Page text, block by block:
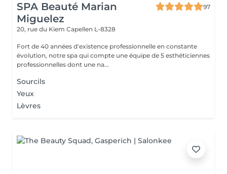
SPA Beauté Marian
Miguelez
97
20, rue du Kiem Capellen L-8328
Fort de 40 années d'existence professionnelle en constante
évolution, notre spa qui compte une équipe de 5 esthéticiennes
professionnelles dont une na...
Sourcils
Yeux
Lèvres